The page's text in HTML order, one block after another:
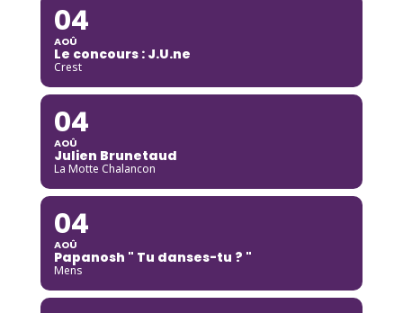
04
AOÛ
Le concours : J.U.ne
Crest
04
AOÛ
Julien Brunetaud
La Motte Chalancon
04
AOÛ
Papanosh " Tu danses-tu ? "
Mens